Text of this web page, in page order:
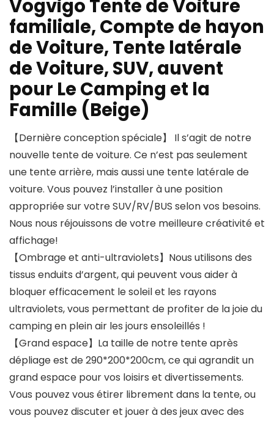
Vogvigo Tente de Voiture
familiale, Compte de hayon
de Voiture, Tente latérale
de Voiture, SUV, auvent
pour Le Camping et la
Famille (Beige)
【Dernière conception spéciale】 Il s’agit de notre
nouvelle tente de voiture. Ce n’est pas seulement
une tente arrière, mais aussi une tente latérale de
voiture. Vous pouvez l’installer à une position
appropriée sur votre SUV/RV/BUS selon vos besoins.
Nous nous réjouissons de votre meilleure créativité et
affichage!
【Ombrage et anti-ultraviolets】Nous utilisons des
tissus enduits d’argent, qui peuvent vous aider à
bloquer efficacement le soleil et les rayons
ultraviolets, vous permettant de profiter de la joie du
camping en plein air les jours ensoleillés !
【Grand espace】La taille de notre tente après
dépliage est de 290*200*200cm, ce qui agrandit un
grand espace pour vos loisirs et divertissements.
Vous pouvez vous étirer librement dans la tente, ou
vous pouvez discuter et jouer à des jeux avec des